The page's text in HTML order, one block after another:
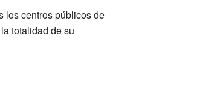
los centros públicos de
totalidad de su